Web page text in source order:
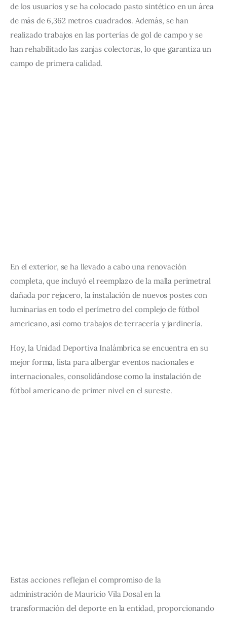
de los usuarios y se ha colocado pasto sintético en un área
de más de 6,362 metros cuadrados. Además, se han
realizado trabajos en las porterías de gol de campo y se
han rehabilitado las zanjas colectoras, lo que garantiza un
campo de primera calidad.
En el exterior, se ha llevado a cabo una renovación
completa, que incluyó el reemplazo de la malla perimetral
dañada por rejacero, la instalación de nuevos postes con
luminarias en todo el perímetro del complejo de fútbol
americano, así como trabajos de terracería y jardinería.
Hoy, la Unidad Deportiva Inalámbrica se encuentra en su
mejor forma, lista para albergar eventos nacionales e
internacionales, consolidándose como la instalación de
fútbol americano de primer nivel en el sureste.
Estas acciones reflejan el compromiso de la
administración de Mauricio Vila Dosal en la
transformación del deporte en la entidad, proporcionando